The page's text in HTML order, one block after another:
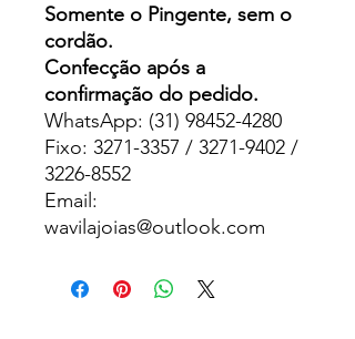
Somente o Pingente, sem o
cordão.
Confecção após a
confirmação do pedido.
WhatsApp: (31) 98452-4280
Fixo: 3271-3357 / 3271-9402 /
3226-8552
Email:
wavilajoias@outlook.com